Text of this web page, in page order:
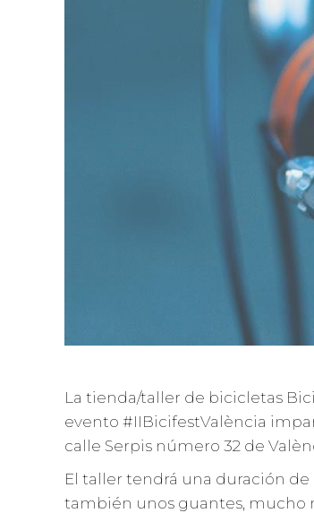
La tienda/taller de bicicletas
evento #IIBicifestValència
calle Serpis número 32 de
El taller tendrá una duración
también unos guantes, mucho